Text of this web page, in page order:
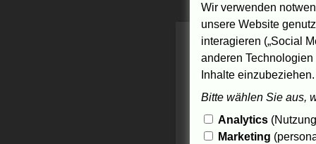
Wir verwenden
unsere Website
interagieren („Social
anderen
Inhalte
Bitte wählen Sie aus,
Analytics
Marketing